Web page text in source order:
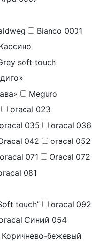
Bianco 0001
soft touch
Meguro
oracal 023
oracal 035
oracal 036
042
oracal 052
oracal 071
Oracal 072
081
touch”
oracal 092
Синий 054
Коричнево-бежевый